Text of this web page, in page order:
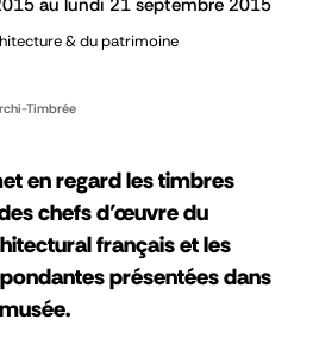
au lundi 21 septembre 2015
& du patrimoine
Timbrée
en regard les timbres
chefs d’œuvre du
français et les
présentées dans